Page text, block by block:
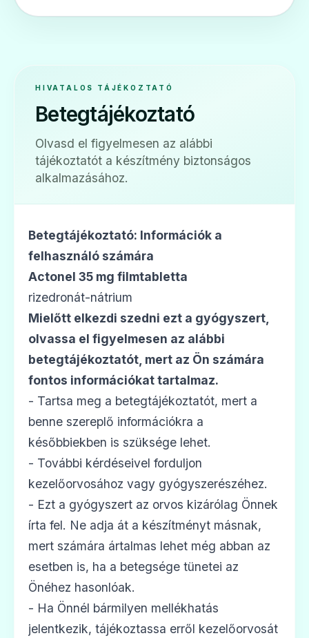
🛡️
Risebone 35 mg filmtabletta
Ár: —
HIVATALOS TÁJÉKOZTATÓ
Betegtájékoztató
Olvasd el figyelmesen az alábbi
tájékoztatót a készítmény biztonságos
alkalmazásához.
Betegtájékoztató: Információk a
felhasználó számára
Actonel 35 mg filmtabletta
rizedronát-nátrium
Mielőtt elkezdi szedni ezt a gyógyszert,
olvassa el figyelmesen az alábbi
betegtájékoztatót, mert az Ön számára
fontos információkat tartalmaz.
- Tartsa meg a betegtájékoztatót, mert a
benne szereplő információkra a
későbbiekben is szüksége lehet.
- További kérdéseivel forduljon
kezelőorvosához vagy gyógyszerészéhez.
- Ezt a gyógyszert az orvos kizárólag Önnek
írta fel. Ne adja át a készítményt másnak,
mert számára ártalmas lehet még abban az
esetben is, ha a betegsége tünetei az
Önéhez hasonlóak.
- Ha Önnél bármilyen mellékhatás
jelentkezik, tájékoztassa erről kezelőorvosát